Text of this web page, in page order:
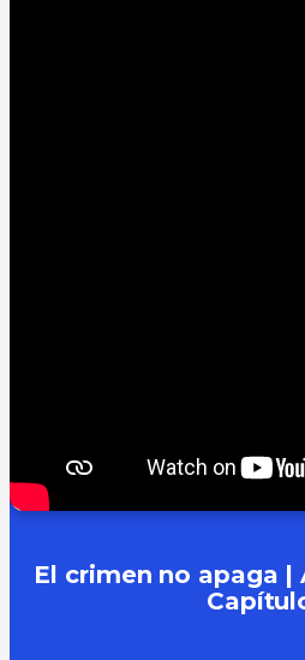
El crimen no apaga |